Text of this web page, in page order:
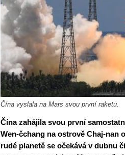
Čína vyslala na Mars svou první raketu.
Čína zahájila svou první
Wen-čchang na ostrově Chaj-nan
rudé planetě se očekává v dubnu